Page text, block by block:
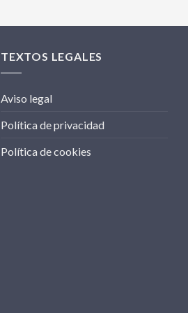
TEXTOS LEGALES
Aviso legal
Política de privacidad
Política de cookies